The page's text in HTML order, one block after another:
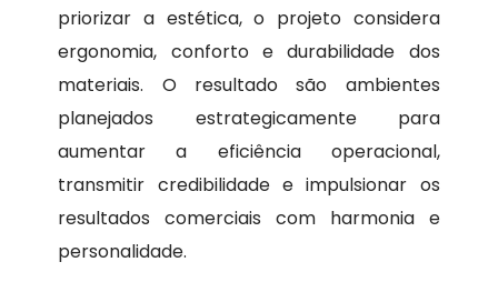
priorizar a estética, o projeto considera
ergonomia, conforto e durabilidade dos
materiais. O resultado são ambientes
planejados estrategicamente para
aumentar a eficiência operacional,
transmitir credibilidade e impulsionar os
resultados comerciais com harmonia e
personalidade.